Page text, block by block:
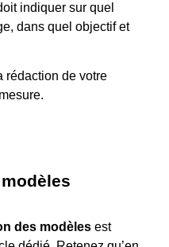
indiquer sur quel
dans quel objectif et
rédaction de votre
des modèles est